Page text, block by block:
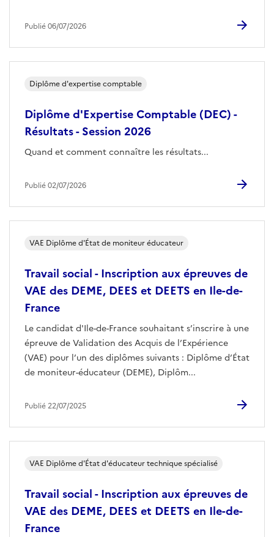
Publié 06/07/2026
Diplôme d'Expertise Comptable (DEC) -
Résultats - Session 2026
Quand et comment connaître les résultats...
Diplôme d'expertise comptable
Publié 02/07/2026
Travail social - Inscription aux épreuves de
VAE des DEME, DEES et DEETS en Ile-de-
France
Le candidat d'Ile-de-France souhaitant s’inscrire à une
épreuve de Validation des Acquis de l’Expérience
(VAE) pour l’un des diplômes suivants : Diplôme d’État
de moniteur-éducateur (DEME), Diplôm...
VAE Diplôme d'État de moniteur éducateur
Publié 22/07/2025
Travail social - Inscription aux épreuves de
VAE des DEME, DEES et DEETS en Ile-de-
France
VAE Diplôme d'État d'éducateur technique spécialisé